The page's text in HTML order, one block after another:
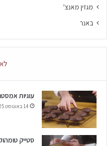
מגזין מאנצ'
באנר
עוגיות
14 באוגוסט 2025
סטייק